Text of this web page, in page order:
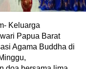
Keluarga
Papua Barat
Agama Buddha di